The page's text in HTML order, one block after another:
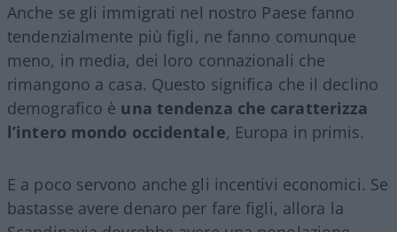
Anche se gli immigrati nel nostro Paese fanno
tendenzialmente più figli, ne fanno comunque
meno, in media, dei loro connazionali che
rimangono a casa. Questo significa che il declino
demografico è una tendenza che caratterizza
l’intero mondo occidentale, Europa in primis.
E a poco servono anche gli incentivi economici. Se
bastasse avere denaro per fare figli, allora la